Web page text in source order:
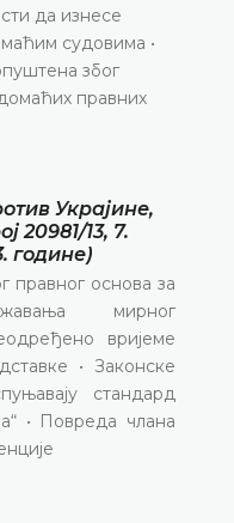
да изнесе
судовима •
због
правних
Украјине,
20981/13, 7.
године)
правног основа за
мирног
вријеме
• Законске
стандард
• Повреда члана